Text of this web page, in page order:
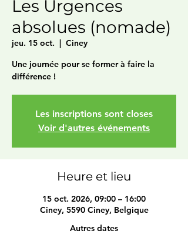
Les Urgences
absolues (nomade)
jeu. 15 oct.
  |
Ciney
Une journée pour se former à faire la
différence !
Les inscriptions sont closes
Voir d'autres événements
Heure et lieu
15 oct. 2026, 09:00 – 16:00
Ciney, 5590 Ciney, Belgique
Autres dates